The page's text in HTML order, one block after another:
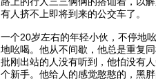
有人挤不上即将到来的公交车了。
一个20岁左右的年轻小伙，不停地
地吆喝。他从不间歇，他总是重复
批刚出站的人没有听到，他怕没有
个新手。他给人的感觉憨憨的，黑